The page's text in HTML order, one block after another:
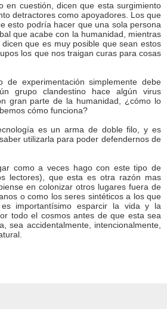
en cuestión, dicen que esta surgimiento
detractores como apoyadores. Los que
esto podría hacer que una sola persona
que acabe con la humanidad, mientras
que es muy posible que sean estos
los que nos traigan curas para cosas
de experimentación simplemente debe
grupo clandestino hace algún virus
gran parte de la humanidad, ¿cómo lo
cómo funciona?
es un arma de doble filo, y es
utilizarla para poder defendernos de
como a veces hago con este tipo de
lectores), que esta es otra razón mas
en colonizar otros lugares fuera de
o como los seres sintéticos a los que
es importantísimo esparcir la vida y la
todo el cosmos antes de que esta sea
sea accidentalmente, intencionalmente,